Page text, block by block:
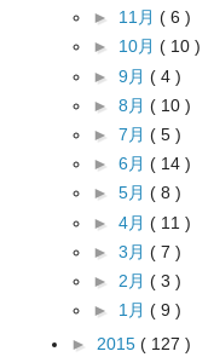
► 11月 ( 6 )
► 10月 ( 10 )
► 9月 ( 4 )
► 8月 ( 10 )
► 7月 ( 5 )
► 6月 ( 14 )
► 5月 ( 8 )
► 4月 ( 11 )
► 3月 ( 7 )
► 2月 ( 3 )
► 1月 ( 9 )
► 2015 ( 127 )